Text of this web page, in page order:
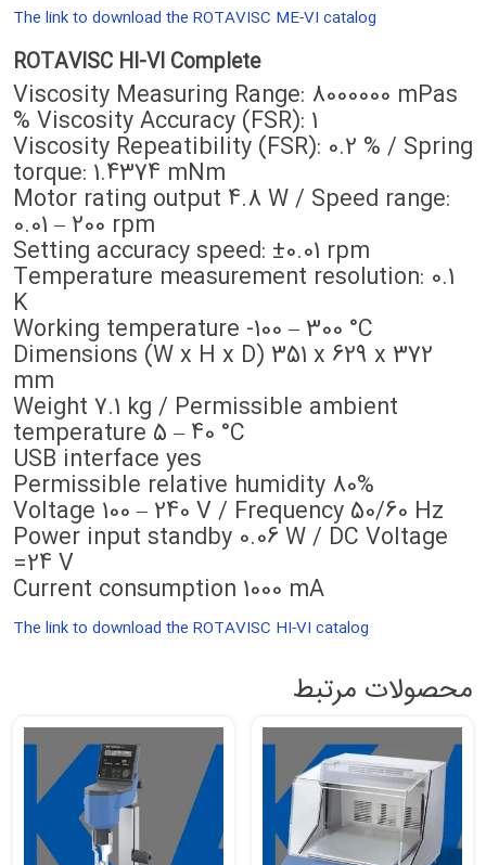
The link to download the ROTAVISC ME-VI catalog
ROTAVISC HI-VI Complete
Viscosity Measuring Range: 8000000 mPas
Viscosity Accuracy (FSR): 1 %
Viscosity Repeatibility (FSR): 0.2 % / Spring
torque: 1.4374 mNm
Motor rating output 4.8 W / Speed range:
0.01 – 200 rpm
Setting accuracy speed: ±0.01 rpm
Temperature measurement resolution: 0.1
K
Working temperature -100 – 300 °C
Dimensions (W x H x D) 351 x 629 x 372
mm
Weight 7.1 kg / Permissible ambient
temperature 5 – 40 °C
USB interface yes
%Permissible relative humidity 80
Voltage 100 – 240 V / Frequency 50/60 Hz
Power input standby 0.06 W / DC Voltage
24 V=
Current consumption 1000 mA
The link to download the ROTAVISC HI-VI catalog
محصولات مرتبط